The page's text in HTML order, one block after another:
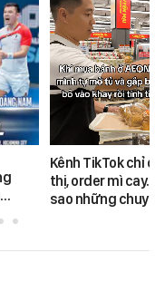
Kênh TikTok chỉ
thị, order mì
sao những